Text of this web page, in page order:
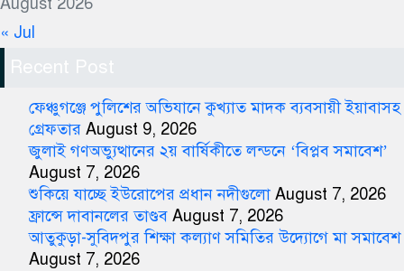
« Jul
Recent Post
ফেঞ্চুগঞ্জে পুলিশের অভিযানে কুখ্যাত মাদক ব্যবসায়ী ইয়াবাসহ
গ্রেফতার August 9, 2026
জুলাই গণঅভ্যুত্থানের ২য় বার্ষিকীতে লন্ডনে ‘বিপ্লব সমাবেশ’
August 7, 2026
শুকিয়ে যাচ্ছে ইউরোপের প্রধান নদীগুলো August 7, 2026
ফ্রান্সে দাবানলের তাণ্ডব August 7, 2026
আতুকুড়া-সুবিদপুর শিক্ষা কল্যাণ সমিতির উদ্যোগে মা সমাবেশ
August 7, 2026